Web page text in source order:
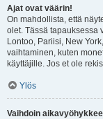
Ajat ovat väärin!
On mahdollista, että
olet. Tässä tapauksessa
Lontoo, Pariisi, New
vaihtaminen, kuten
käyttäjille. Jos et ole
Ylös
Vaihdoin